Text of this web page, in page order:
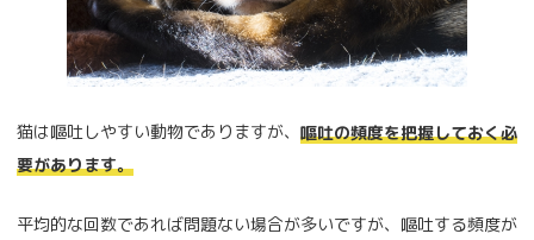
猫は嘔吐しやすい動物でありますが、 嘔吐の頻度を把握しておく必
要があります。
平均的な回数であれば問題ない場合が多いですが、嘔吐する頻度が